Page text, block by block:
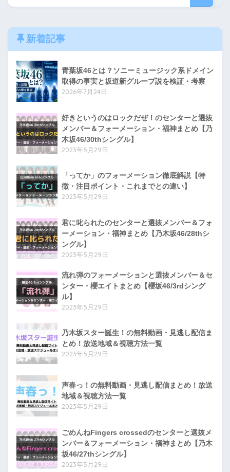
新着記事
青葉坂46とは？ソニーミュージック系ドメイン
取得の事実と坂道新グループ説を検証・考察
2026年7月24日
好きというのはロックだぜ！のセンターと選抜
メンバー＆フォーメーション・福神まとめ【乃
木坂46/30thシングル】
2023年5月29日
「ってか」のフォーメーション徹底解説【特
徴・注目ポイント・これまでとの違い】
2023年5月29日
君に叱られたのセンターと選抜メンバー＆フォ
ーメーション・福神まとめ【乃木坂46/28thシ
ングル】
2023年5月29日
流れ弾のフォーメーションと選抜メンバー＆セ
ンター・櫻エイトまとめ【櫻坂46/3rdシング
ル】
2023年5月29日
乃木坂スター誕生！の無料動画・見逃し配信ま
とめ！放送地域＆視聴方法一覧
2023年5月29日
声春っ！の無料動画・見逃し配信まとめ！放送
地域＆視聴方法一覧
2023年5月29日
ごめんねFingers crossedのセンターと選抜メ
ンバー＆フォーメーション・福神まとめ【乃木
坂46/27thシングル】
2023年5月29日